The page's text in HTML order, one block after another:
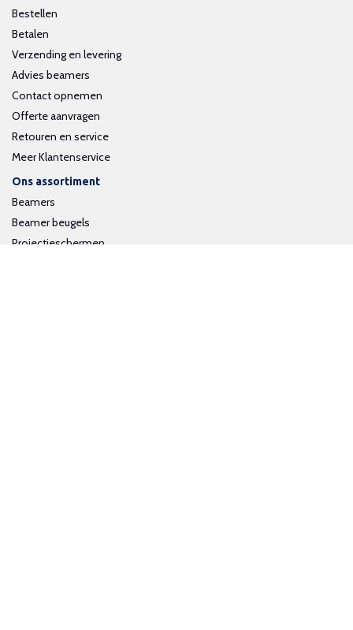
Bestellen
Betalen
Verzending en levering
Advies beamers
Contact opnemen
Offerte aanvragen
Retouren en service
Meer Klantenservice
Ons assortiment
Beamers
Beamer beugels
Projectieschermen